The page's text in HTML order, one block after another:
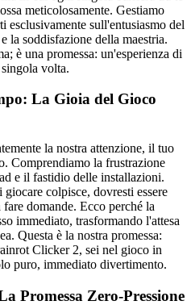
meticolosamente. Gestiamo
esclusivamente sull'entusiasmo del
la soddisfazione della maestria.
è una promessa: un'esperienza di
volta.
La Gioia del Gioco
la nostra attenzione, il tuo
Comprendiamo la frustrazione
e il fastidio delle installazioni.
colpisce, dovresti essere
domande. Ecco perché la
immediato, trasformando l'attesa
Questa è la nostra promessa:
Clicker 2, sei nel gioco in
puro, immediato divertimento.
Promessa Zero-Pressione